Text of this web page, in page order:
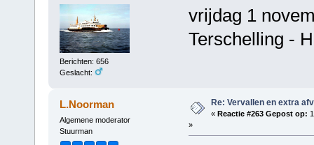
Berichten: 656
Geslacht:
vrijdag 1
Terschelling -
L.Noorman
Algemene moderator
Stuurman
Re: Vervallen en extra
« Reactie #263 Gepost op:
»